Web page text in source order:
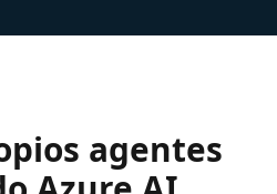
agentes